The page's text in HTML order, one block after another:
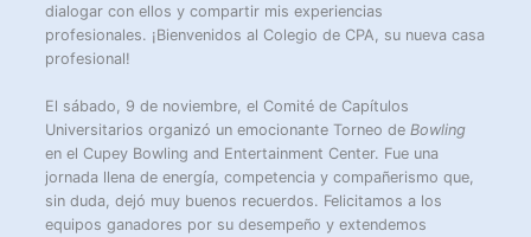
dialogar con ellos y compartir mis experiencias
profesionales. ¡Bienvenidos al Colegio de CPA, su nueva casa
profesional!
El sábado, 9 de noviembre, el Comité de Capítulos
Universitarios organizó un emocionante Torneo deBowling
en el Cupey Bowling and Entertainment Center. Fue una
jornada llena de energía, competencia y compañerismo que,
sin duda, dejó muy buenos recuerdos. Felicitamos a los
equipos ganadores por su desempeño y extendemos